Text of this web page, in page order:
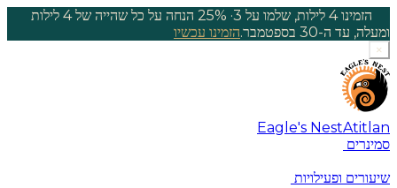
הזמינו 4 לילות, שלמו על 3 ·
25% הנחה על כל שהייה של 4 לילות
ומעלה, עד ה-30 בספטמבר.
הזמינו עכשיו
×
Eagle's NestAtitlan
סמינרים
שיעורים ופעילויות